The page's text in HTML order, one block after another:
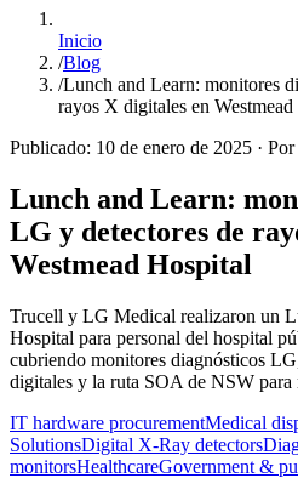
Inicio
/Blog
/Lunch and Learn: monitores
rayos X digitales en
Publicado: 10 de enero de 2025 ·
Lunch and Learn:
LG y detectores de
Westmead Hospital
Trucell y LG Medical realizaron un
Hospital para personal del hospital
cubriendo monitores diagnósticos
digitales y la ruta SOA de NSW para
IT hardware procurementMedical
SolutionsDigital X-Ray detectors
monitorsHealthcareGovernment &